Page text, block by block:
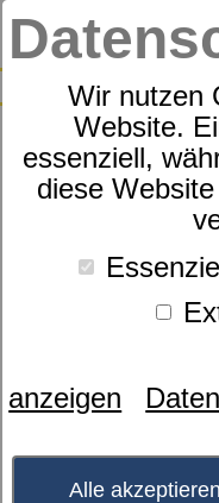
Wir nutzen
Website.
essenziell,
diese
anzeigen
Alle akzeptieren
Kissenbezug
dormabell